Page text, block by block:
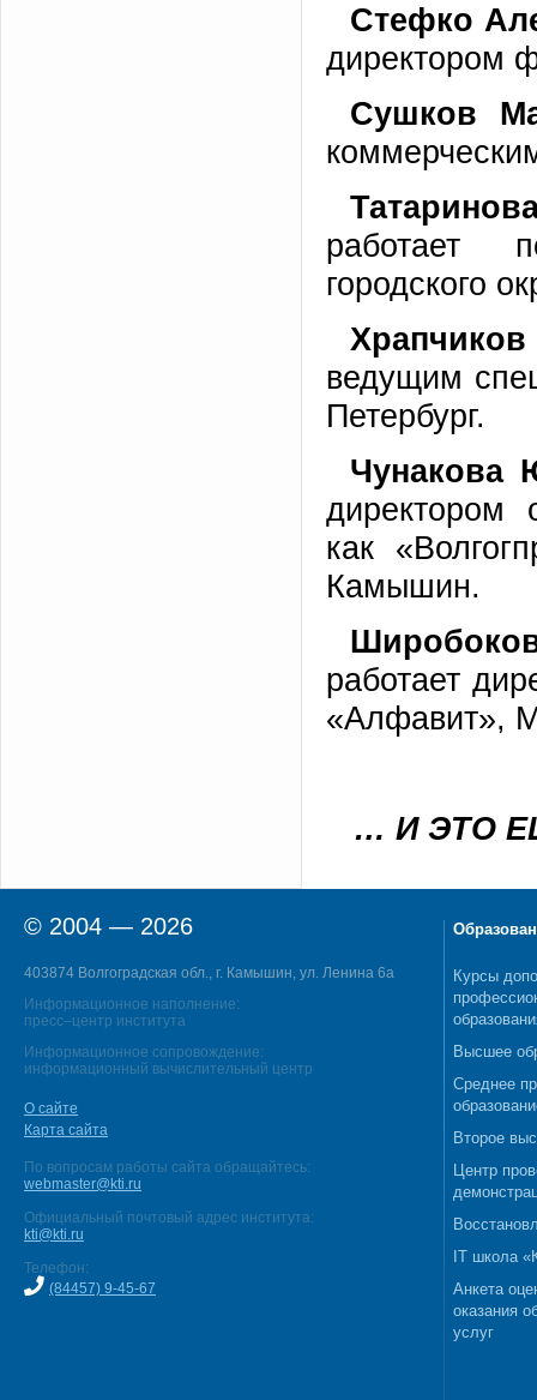
Стефко
директором
Сушков
работает
городского
Храпчиков
ведущим
Петербург.
Чунакова
директором
как
Камышин.
работает
«Алфавит»,
… И ЭТО
© 2004 — 2026
403874 Волгоградская обл., г. Камышин, ул. Ленина 6а
Информационное наполнение:
пресс–центр института
Информационное сопровождение:
информационный вычислительный центр
О сайте
Карта сайта
По вопросам работы сайта обращайтесь:
webmaster@kti.ru
Официальный почтовый адрес института:
kti@kti.ru
Телефон:
(84457) 9-45-67
Курсы
Высшее
Среднее
Второе
Центр
IT школа
Анкета
оказания
услуг